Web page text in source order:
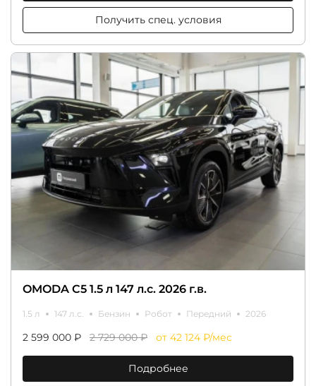
Получить спец. условия
OMODA C5 1.5 л 147 л.с. 2026 г.в.
1.5 л 147 л.с. Бензин Робот Передний 2026
2 599 000 ₽ 2 729 000 ₽ от 42 124 ₽/мес
Подробнее